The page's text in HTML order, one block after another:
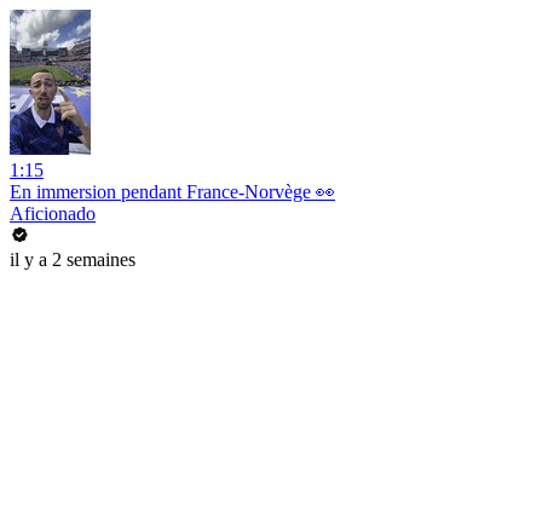
1:15
En immersion pendant France-Norvège 👀
Aficionado
il y a 2 semaines